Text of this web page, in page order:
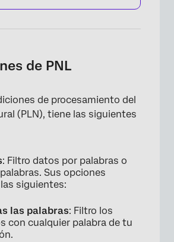
de PNL
de procesamiento del
(PLN), tiene las siguientes
: Filtro datos por palabras o
Sus opciones
siguientes:
las palabras: Filtro los
con cualquier palabra de tu